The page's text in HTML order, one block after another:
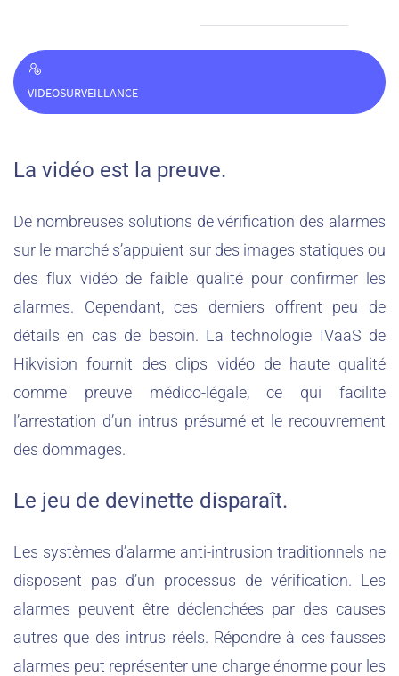
VIDEOSURVEILLANCE
La vidéo est la preuve.
De nombreuses solutions de vérification des alarmes
sur le marché s’appuient sur des images statiques ou
des flux vidéo de faible qualité pour confirmer les
alarmes. Cependant, ces derniers offrent peu de
détails en cas de besoin. La technologie IVaaS de
Hikvision fournit des clips vidéo de haute qualité
comme preuve médico-légale, ce qui facilite
l’arrestation d’un intrus présumé et le recouvrement
des dommages.
Le jeu de devinette disparaît.
Les systèmes d’alarme anti-intrusion traditionnels ne
disposent pas d’un processus de vérification. Les
alarmes peuvent être déclenchées par des causes
autres que des intrus réels. Répondre à ces fausses
alarmes peut représenter une charge énorme pour les